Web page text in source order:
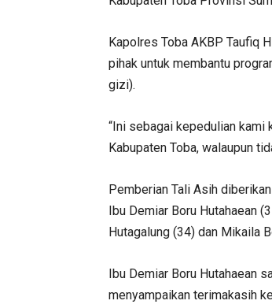
Kapolres Toba AKBP Taufiq
pihak untuk membantu
gizi).
“Ini sebagai kepedulian kami
Kabupaten Toba, walaupun
Pemberian Tali Asih
Ibu Demiar Boru Hutahaean
Hutagalung (34) dan Mikaila
Ibu Demiar Boru Hutahaean
menyampaikan terimakasih